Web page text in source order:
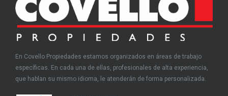
En Covello Propiedades estamos organizados en áreas de trabajo
específicas. En cada una de ellas, profesionales de alta experiencia,
que hablan su mismo idioma, le atenderán de forma personalizada.